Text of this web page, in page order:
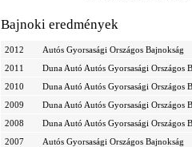
Bajnoki eredmények
2012 Autós Gyorsasági Országos Bajnokság
2011
Duna Autó Autós Gyorsasági Országos
2010
Duna Autó Autós Gyorsasági Országos
2009
Duna Autó Autós Gyorsasági Országos
2008
Duna Autó Autós Gyorsasági Országos
2007
Autós Gyorsasági Országos Bajnokság